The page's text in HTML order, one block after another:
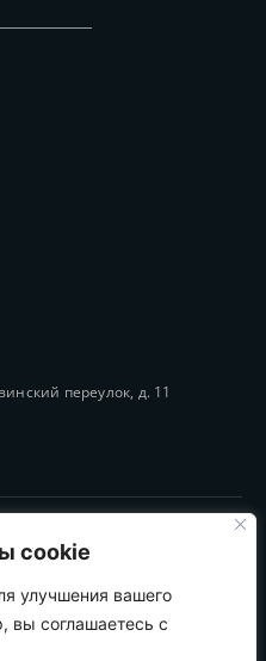
cookie
улучшения вашего
вы соглашаетесь с
переулок, д. 11
Finance Broker